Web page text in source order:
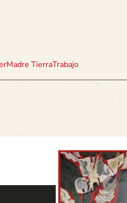
Madre TierraTrabajo